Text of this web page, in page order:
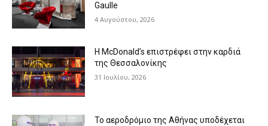
Gaulle
4 Αυγούστου, 2026
Η McDonald’s επιστρέφει στην καρδιά
της Θεσσαλονίκης
31 Ιουλίου, 2026
Το αεροδρόμιο της Αθήνας υποδέχεται